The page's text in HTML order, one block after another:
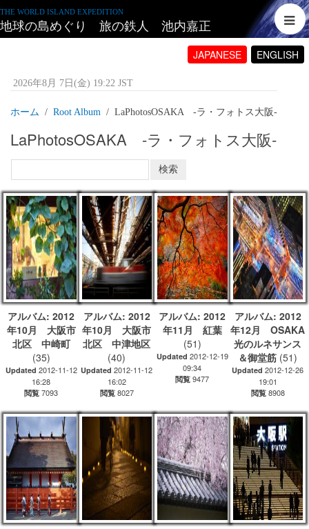
THE WORLD ISLAND EXPEDITION
地球の島めぐり 旅の鉄人 池内嘉正
JAPANESE ENGLISH
2026年8月 7日(金) 19:22 JST
ホーム Root Album LaPhotosOSAKA -ラ・フォトス大阪‐
LaPhotosOSAKA -ラ・フォトス大阪‐
アルバム: 2012
年10月 大阪市
北区 中崎町
(35)
Updated 2012-11-12
16:28
閲覧 7093
アルバム: 2012
年10月 大阪市
北区 中津地区
(40)
Updated2012-11-12
16:02
閲覧8027
アルバム: 2012
年11月 紅葉
(51)
Updated 2012-12-19
09:34
閲覧 9477
アルバム: 2012
年12月 OSAKA
光のルネサンス
＆御堂筋 (51)
Updated2012-12-26
19:01
閲覧8908